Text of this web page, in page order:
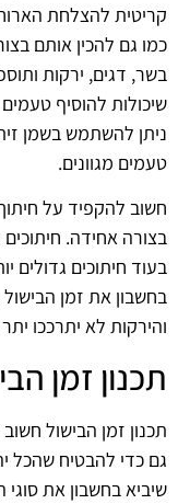
קריטית להצלחת
כמו גם להכין אותם
בשר, דגים, ירקות
שיכולות להוסיף
ניתן להשתמש בשמן
טעמים מגוונים.
חשוב להקפיד על
בצורה אחידה. חיתוכים
בעוד חיתוכים גדולים
בחשבון את זמן
והירקות לא יתרככו
תכנון זמן
תכנון זמן הבישול
גם כדי להבטיח שהכל
שיביא בחשבון את